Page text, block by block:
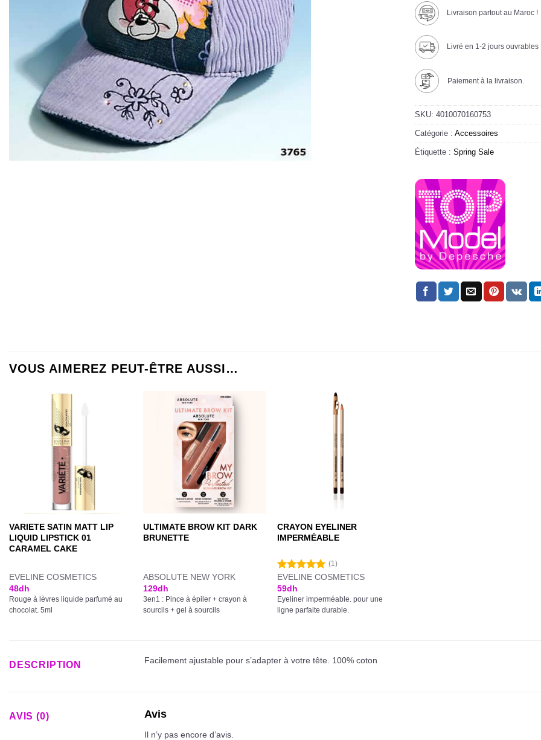
Livraison partout au Maroc !
Livré en 1-2 jours ouvrables
Paiement à la livraison.
SKU: 4010070160753
Catégorie : Accessoires
Étiquette : Spring Sale
VOUS AIMEREZ PEUT-ÊTRE AUSSI…
VARIETE SATIN MATT LIP
LIQUID LIPSTICK 01
CARAMEL CAKE
EVELINE COSMETICS
48dh
Rouge à lèvres liquide parfumé au
chocolat. 5ml
ULTIMATE BROW KIT DARK
BRUNETTE
ABSOLUTE NEW YORK
129dh
3en1 : Pince à épiler + crayon à
sourcils + gel à sourcils
CRAYON EYELINER
IMPERMÉABLE
Note5.00
sur 5
(1)
EVELINE COSMETICS
59dh
Eyeliner imperméable. pour une
ligne parfaite durable.
DESCRIPTION Facilement ajustable pour s’adapter à votre tête. 100% coton
AVIS (0) Avis
Il n’y pas encore d’avis.